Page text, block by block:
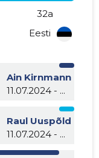
32a
Eesti
Ain Kirnmann
11.07.2024 - ...
Raul Uuspõld
11.07.2024 - ...